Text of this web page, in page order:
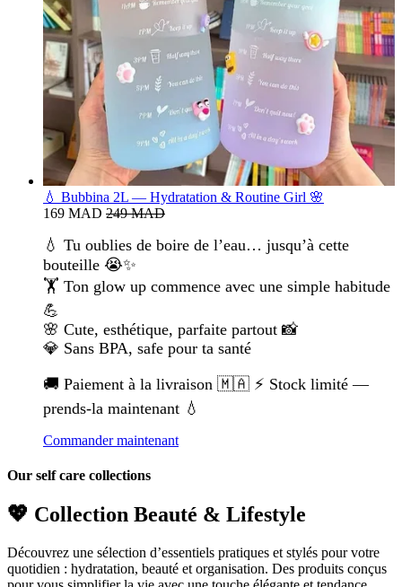
💧 Bubbina 2L — Hydratation & Routine Girl 🌸
169 MAD 249 MAD
💧 Tu oublies de boire de l’eau… jusqu’à cette
bouteille 😭✨
🏋️ Ton glow up commence avec une simple habitude
💪
🌸 Cute, esthétique, parfaite partout 📸
💎 Sans BPA, safe pour ta santé
🚚 Paiement à la livraison 🇲🇦 ⚡ Stock limité —
prends-la maintenant 💧
Commander maintenant
Our self care collections
💖 Collection Beauté & Lifestyle
Découvrez une sélection d’essentiels pratiques et stylés pour votre
quotidien : hydratation, beauté et organisation. Des produits conçus